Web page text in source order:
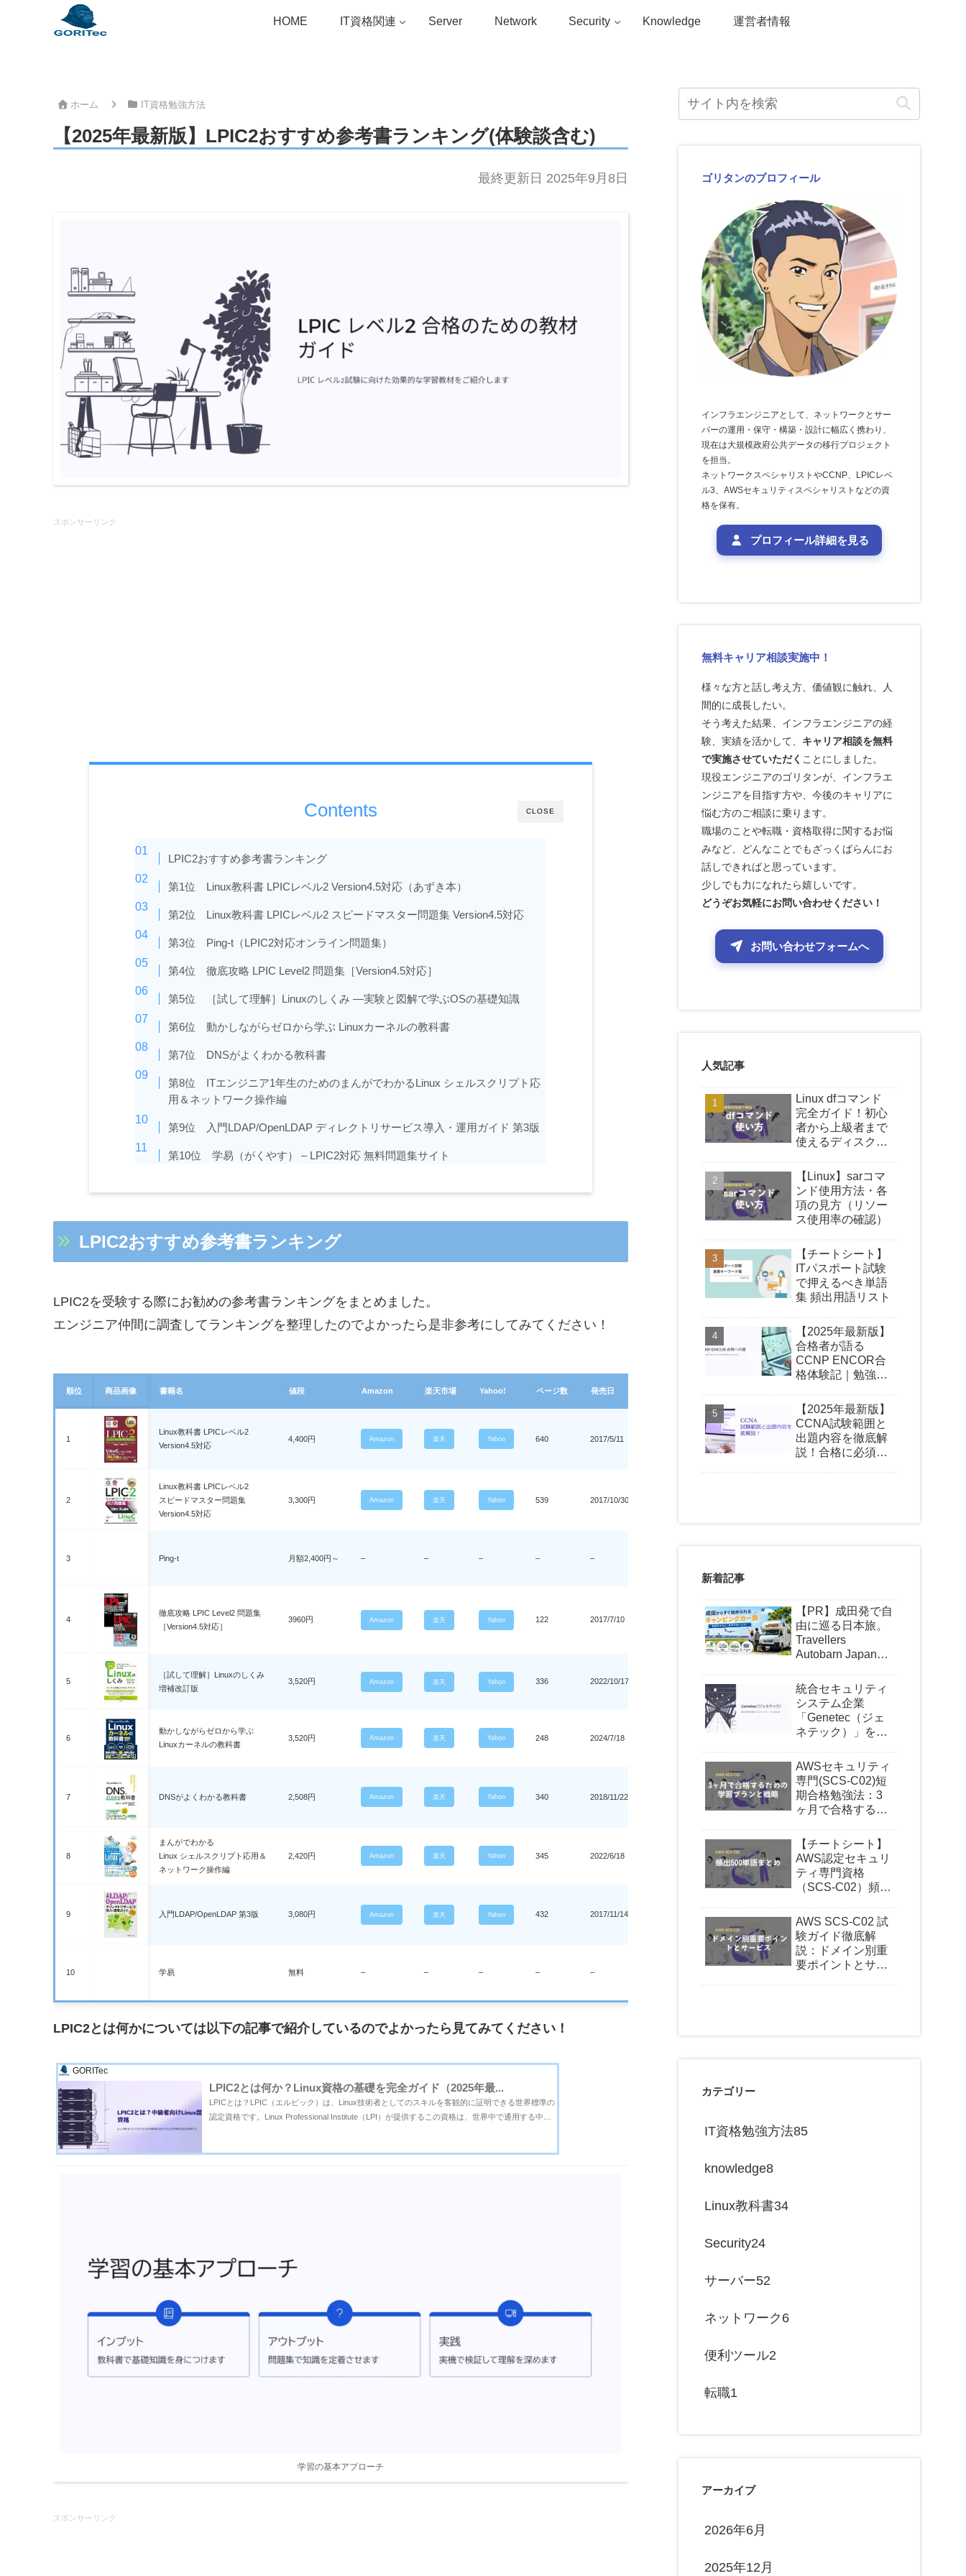
HOME IT資格関連 Server Network Security Knowledge 運営者情報
ホーム IT資格勉強方法
【2025年最新版】LPIC2おすすめ参考書ランキング(体験談含む)
最終更新日 2025年9月8日
スポンサーリンク
CLOSE
Contents
LPIC2おすすめ参考書ランキング
第1位 Linux教科書 LPICレベル2 Version4.5対応（あずき本）
第2位 Linux教科書 LPICレベル2 スピードマスター問題集 Version4.5対応
第3位 Ping-t（LPIC2対応オンライン問題集）
第4位 徹底攻略 LPIC Level2 問題集［Version4.5対応］
第5位 ［試して理解］Linuxのしくみ ―実験と図解で学ぶOSの基礎知識
第6位 動かしながらゼロから学ぶ Linuxカーネルの教科書
第7位 DNSがよくわかる教科書
第8位 ITエンジニア1年生のためのまんがでわかるLinux シェルスクリプト応
用＆ネットワーク操作編
第9位 入門LDAP/OpenLDAP ディレクトリサービス導入・運用ガイド 第3版
第10位 学易（がくやす） – LPIC2対応 無料問題集サイト
LPIC2おすすめ参考書ランキング
LPIC2を受験する際にお勧めの参考書ランキングをまとめました。
エンジニア仲間に調査してランキングを整理したのでよかったら是非参考にしてみてください！
順位 商品画像 書籍名 値段 Amazon 楽天市場 Yahoo! ページ数 発売日
1
Linux教科書 LPICレベル2
Version4.5対応
4,400円 Amazon 楽天 Yahoo 640 2017/5/11 翔泳社
LPI公式認定テキスト
試験範囲網羅
実践的
解説が丁寧
模擬試験付き
2
Linux教科書 LPICレベル2
スピードマスター問題集
Version4.5対応
3,300円 Amazon 楽天 Yahoo 539 2017/10/30
3 Ping-t 月額2,400円～ – – – – –
4
徹底攻略 LPIC Level2 問題集
［Version4.5対応］
3960円 Amazon 楽天 Yahoo 122 2017/7/10 インプレス
差分問題集
頻出問題に特化
応用力養成
価格が安い
解説が詳しい
5
［試して理解］Linuxのしくみ
増補改訂版
3,520円 Amazon 楽天 Yahoo 336 2022/10/17
最新OS対応
理解が深まる
6
動かしながらゼロから学ぶ
Linuxカーネルの教科書
3,520円 Amazon 楽天 Yahoo 248 2024/7/18
カーネル特化
実験付き
体系的
演習しやすい
7 DNSがよくわかる教科書 2,508円 Amazon 楽天 Yahoo 340 2018/11/22 SBクリエイティブ
DNS集中
図が多い
初心者向け
ネット系範囲を補強
設定例が豊富
内容が理解しやすい
8
まんがでわかる
Linux シェルスクリプト応用＆
ネットワーク操作編
2,420円 Amazon 楽天 Yahoo 345 2022/6/18 日経BP
まんが形式
ネット操作
入門に最適
飽きにくい
9 入門LDAP/OpenLDAP 第3版 3,080円 Amazon 楽天 Yahoo 432 2017/11/14
導入事例あり
中上級者向け
理解が深まる
10 学易 無料 – – – – –
無料Web問題集
厳選問題
LPIC2とは何かについては以下の記事で紹介しているのでよかったら見てみてください！
GORITec
LPIC2とは何か？Linux資格の基礎を完全ガイド（2025年最...
LPICとは？LPIC（エルピック）は、Linux技術者としてのスキルを客観的に証明できる世界標準の
認定資格です。Linux Professional Institute（LPI）が提供するこの資格は、世界中で通用する中立
学習の基本アプローチ
スポンサーリンク
ゴリタンのプロフィール
インフラエンジニアとして、ネットワークとサー
バーの運用・保守・構築・設計に幅広く携わり、
現在は大規模政府公共データの移行プロジェクト
を担当。
ネットワークスペシャリストやCCNP、LPICレベ
ル3、AWSセキュリティスペシャリストなどの資
格を保有。
プロフィール詳細を見る
無料キャリア相談実施中！
様々な方と話し考え方、価値観に触れ、人
間的に成長したい。
そう考えた結果、インフラエンジニアの経
験、実績を活かして、 キャリア相談を無料
で実施させていただく ことにしました。
現役エンジニアのゴリタンが、インフラエ
ンジニアを目指す方や、今後のキャリアに
悩む方のご相談に乗ります。
職場のことや転職・資格取得に関するお悩
みなど、どんなことでもざっくばらんにお
話しできればと思っています。
少しでも力になれたら嬉しいです。
どうぞお気軽にお問い合わせください！
お問い合わせフォームへ
人気記事
Linux dfコマンド
完全ガイド！初心
者から上級者まで
使えるディスク容
プション解説、現
場での活用事例を
徹底解説
【Linux】sarコマ
ンド使用方法・各
項の見方（リソー
ス使用率の確認）
【チートシート】
ITパスポート試験
で押えるべき単語
集 頻出用語リスト
【2025年最新版】
合格者が語る
CCNP ENCOR合
格体験記｜勉強時
【2025年最新版】
CCNA試験範囲と
出題内容を徹底解
説！合格に必須の
新着記事
【PR】成田発で自
由に巡る日本旅。
Travellers
Autobarn Japanの
が気になる理由
統合セキュリティ
システム企業
「Genetec（ジェ
ネテック）」を紹
れるセキュリティ
がついに日本上陸
AWSセキュリティ
専門(SCS-C02)短
期合格勉強法：3
ヶ月で合格するた
戦略
【チートシート】
AWS認定セキュリ
ティ専門資格
（SCS-C02）頻出
AWS SCS-C02 試
験ガイド徹底解
説：ドメイン別重
要ポイントとサー
カテゴリー
IT資格勉強方法85
knowledge8
Linux教科書34
Security24
サーバー52
ネットワーク 6
便利ツール2
転職1
アーカイブ
2026年6月
2025年12月